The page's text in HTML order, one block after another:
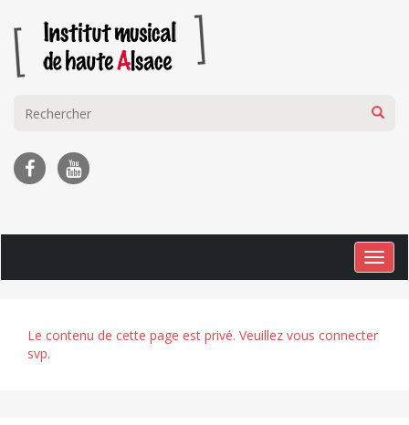
Le contenu de cette page est privé. Veuillez vous connecter
svp.